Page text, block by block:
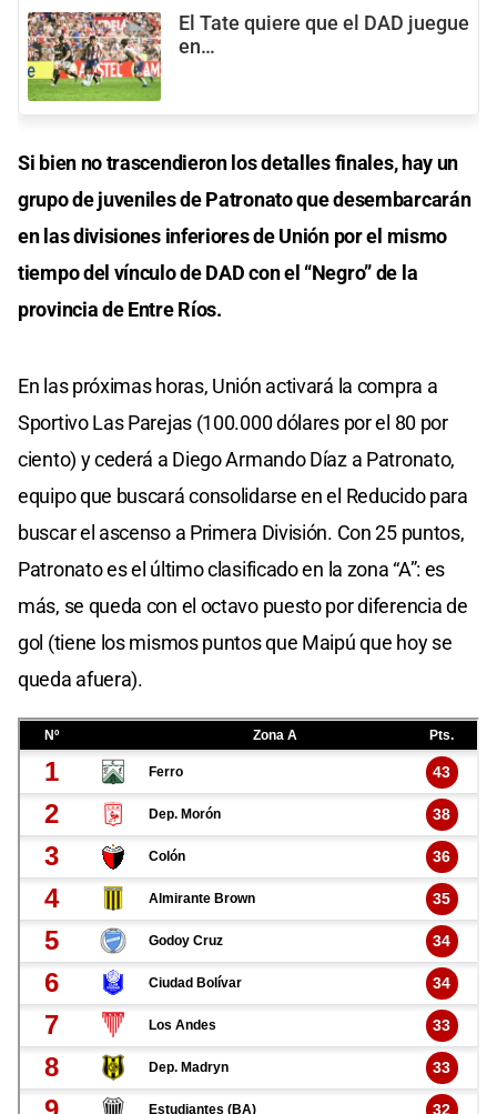
El Tate quiere que el DAD juegue
en…
Si bien no trascendieron los detalles finales, hay un
grupo de juveniles de Patronato que desembarcarán
en las divisiones inferiores de Unión por el mismo
tiempo del vínculo de DAD con el “Negro” de la
provincia de Entre Ríos.
En las próximas horas, Unión activará la compra a
Sportivo Las Parejas (100.000 dólares por el 80 por
ciento) y cederá a Diego Armando Díaz a Patronato,
equipo que buscará consolidarse en el Reducido para
buscar el ascenso a Primera División. Con 25 puntos,
Patronato es el último clasificado en la zona “A”: es
más, se queda con el octavo puesto por diferencia de
gol (tiene los mismos puntos que Maipú que hoy se
queda afuera).